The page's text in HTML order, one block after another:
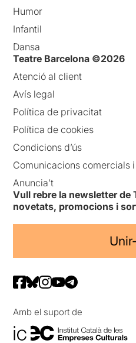
Humor
Infantil
Dansa
Teatre Barcelona ©2026
Atenció al client
Avís legal
Política de privacitat
Política de cookies
Condicions d’ús
Comunicacions comercials
Anuncia’t
Vull rebre la newsletter de
novetats, promocions i
Amb el suport de